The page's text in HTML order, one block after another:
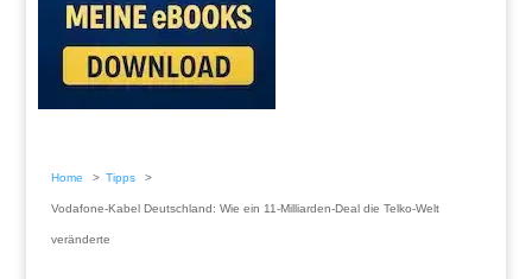
Home Tipps
Vodafone-Kabel Deutschland: Wie ein 11-Milliarden-Deal die Telko-Welt
veränderte